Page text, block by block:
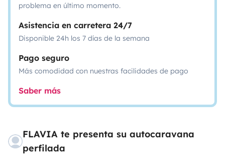
problema en último momento.
Asistencia en carretera 24/7
Disponible 24h los 7 días de la semana
Pago seguro
Más comodidad con nuestras facilidades de pago
Saber más
FLAVIA te presenta su autocaravana
perfilada